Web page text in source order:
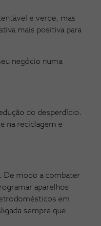
e verde, mas
mais positiva para
negócio numa
do desperdício.
na reciclagem e
De modo a combater
aparelhos
em
sempre que